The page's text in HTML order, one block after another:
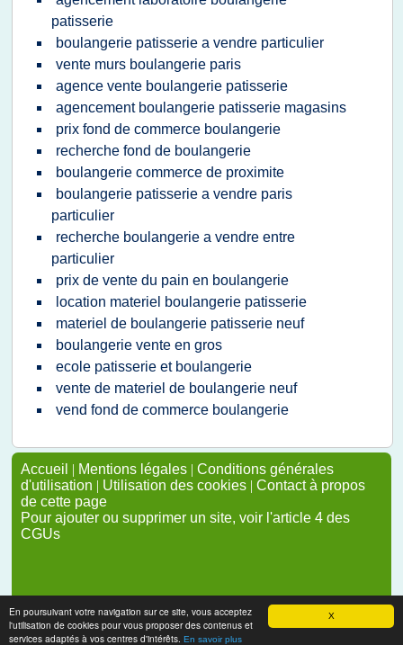
X
En poursuivant votre navigation sur ce site, vous acceptez
l'utilisation de cookies pour vous proposer des contenus et
services adaptés à vos centres d'intérêts. En savoir plus
patisserie
boulangerie patisserie a vendre particulier
vente murs boulangerie paris
agence vente boulangerie patisserie
agencement boulangerie patisserie magasins
prix fond de commerce boulangerie
recherche fond de boulangerie
boulangerie commerce de proximite
boulangerie patisserie a vendre paris
particulier
recherche boulangerie a vendre entre
particulier
prix de vente du pain en boulangerie
location materiel boulangerie patisserie
materiel de boulangerie patisserie neuf
boulangerie vente en gros
ecole patisserie et boulangerie
vente de materiel de boulangerie neuf
vend fond de commerce boulangerie
Accueil | Mentions légales | Conditions générales
d'utilisation | Utilisation des cookies | Contact à propos
de cette page
Pour ajouter ou supprimer un site, voir l'article 4 des
CGUs